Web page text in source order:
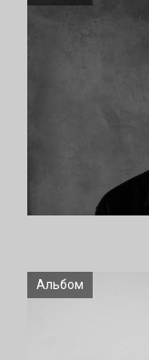
Альбом